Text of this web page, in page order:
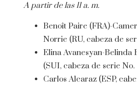
A partir de las 11 a. m.
Benoît Paire (FRA)-
Norrie (RU, cabeza de
Elina Avanesyan-Belinda
(SUI, cabeza de serie No.
Carlos Alcaraz (ESP,